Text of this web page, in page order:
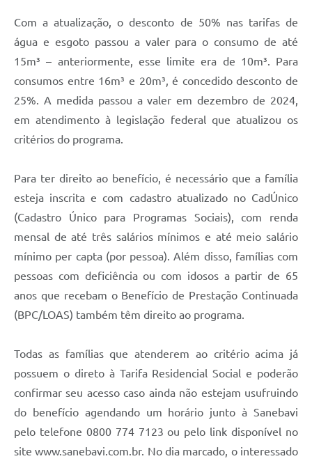
Com a atualização, o desconto de 50% nas tarifas de
água e esgoto passou a valer para o consumo de até
15m³ – anteriormente, esse limite era de 10m³. Para
consumos entre 16m³ e 20m³, é concedido desconto de
25%. A medida passou a valer em dezembro de 2024,
em atendimento à legislação federal que atualizou os
critérios do programa.
Para ter direito ao benefício, é necessário que a família
esteja inscrita e com cadastro atualizado no CadÚnico
(Cadastro Único para Programas Sociais), com renda
mensal de até três salários mínimos e até meio salário
mínimo per capta (por pessoa). Além disso, famílias com
pessoas com deficiência ou com idosos a partir de 65
anos que recebam o Benefício de Prestação Continuada
(BPC/LOAS) também têm direito ao programa.
Todas as famílias que atenderem ao critério acima já
possuem o direto à Tarifa Residencial Social e poderão
confirmar seu acesso caso ainda não estejam usufruindo
do benefício agendando um horário junto à Sanebavi
pelo telefone 0800 774 7123 ou pelo link disponível no
site www.sanebavi.com.br. No dia marcado, o interessado